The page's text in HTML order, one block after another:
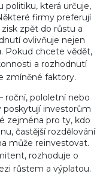
politiku, která určuje,
firmy preferují
zpět do růstu a
ovlivňuje nejen
Pokud chcete vědět,
a rozhodnutí
zmíněné faktory.
roční, pololetní nebo
poskytují investorům
zejména pro ty, kdo
častější rozdělování
může reinvestovat.
, rozhoduje o
růstem a výplatou.